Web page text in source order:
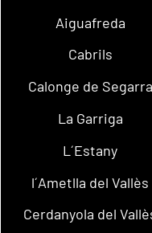
Aiguafreda
Cabrils
Calonge de Segarra
La Garriga
L´Estany
l´Ametlla del Vallès
Cerdanyola del